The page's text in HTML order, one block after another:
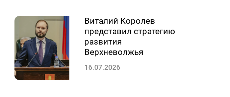
Виталий Королев
представил стратегию
развития
Верхневолжья
16.07.2026